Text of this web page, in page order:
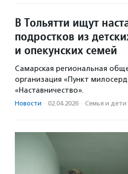
В Тольятти ищут
подростков из
и опекунских семей
Самарская региональная
организация «Пункт
«Наставничество».
Новости · 02.04.2026 · Семья и дети